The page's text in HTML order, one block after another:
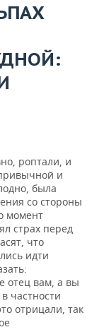
роптали, и
и
была
со стороны
момент
страх перед
что
идти
отец вам, а вы
частности
отрицали, так